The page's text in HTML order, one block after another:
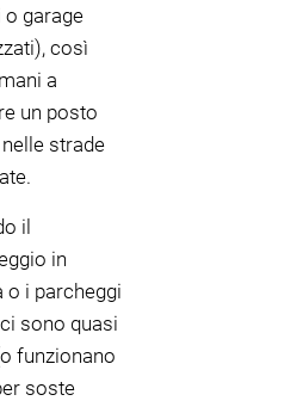
o garage
così
a
un posto
nelle strade
il
in
o i parcheggi
sono quasi
funzionano
soste